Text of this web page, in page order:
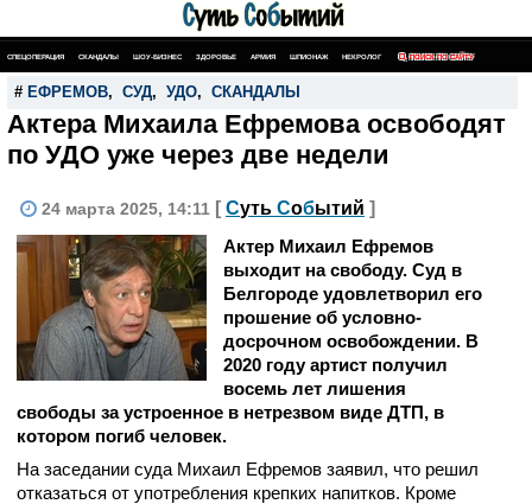
СПЕЦОПЕРАЦИЯ СКАНДАЛЫ ШОУ-БИЗНЕС ЗДОРОВЬЕ АРМИЯ ШПИОНАЖ НЕКРОЛОГ ПОИСК ПО САЙТУ
# ЕФРЕМОВ, СУД, УДО, СКАНДАЛЫ
Актера Михаила Ефремова освободят
по УДО уже через две недели
24 марта 2025, 14:11 [ Суть Событий ]
Актер Михаил Ефремов
выходит на свободу. Суд в
Белгороде удовлетворил его
прошение об условно-
досрочном освобождении. В
2020 году артист получил
восемь лет лишения
свободы за устроенное в нетрезвом виде ДТП, в
котором погиб человек.
На заседании суда Михаил Ефремов заявил, что решил
отказаться от употребления крепких напитков. Кроме